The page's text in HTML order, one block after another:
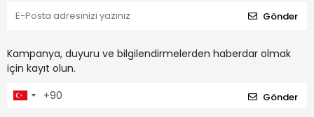
Gönder
Kampanya, duyuru ve bilgilendirmelerden haberdar olmak
için kayıt olun.
Gönder